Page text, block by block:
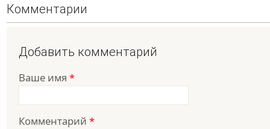
Комментарии
Добавить комментарий
Ваше имя *
Комментарий *